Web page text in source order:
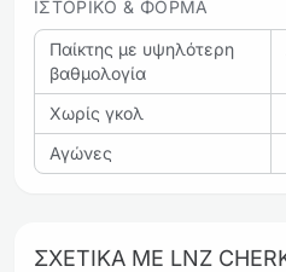
ΙΣΤΟΡΙΚΌ & ΦΌΡΜΑ
Παίκτης με υψηλότερη
βαθμολογία
Χωρίς γκολ
Αγώνες
ΣΧΕΤΙΚΆ ΜΕ LNZ